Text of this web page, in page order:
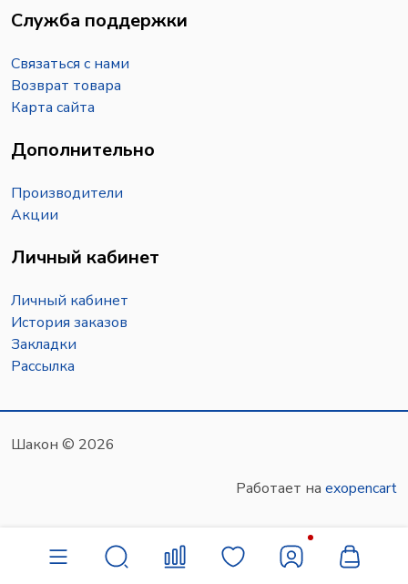
Служба поддержки
Связаться с нами
Возврат товара
Карта сайта
Дополнительно
Производители
Акции
Личный кабинет
Личный кабинет
История заказов
Закладки
Рассылка
Шакон © 2026
Работает на exopencart